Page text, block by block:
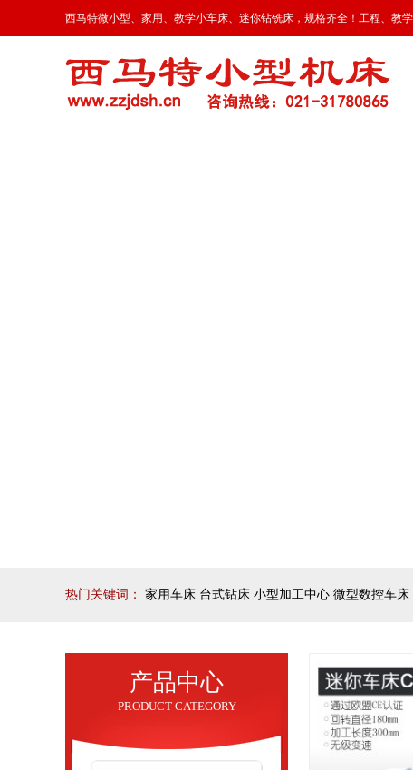
西马特微小型、家用、教学小车床、迷你钻铣床，规格齐全！工程、教
热门关键词： 家用车床 台式钻床 小型加工中心 微型数控车
产品中心
PRODUCT CATEGORY